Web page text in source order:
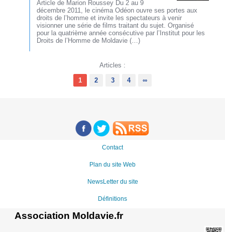
Article de Marion Roussey Du 2 au 9
décembre 2011, le cinéma Odéon ouvre ses portes aux
droits de l’homme et invite les spectateurs à venir
visionner une série de films traitant du sujet. Organisé
pour la quatrième année consécutive par l’Institut pour les
Droits de l’Homme de Moldavie (…)
Articles :
1 2 3 4 ∞
Contact
Plan du site Web
NewsLetter du site
Définitions
Association Moldavie.fr